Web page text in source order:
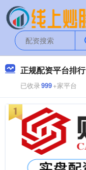
正规配资平台排行
已收录999+家平台